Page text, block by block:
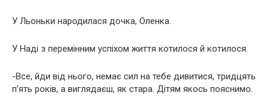
У Льоньки народилася дочка, Оленка.
У Наді з перемінним успіхом життя котилося й котилося.
-Все, йди від нього, немає сил на тебе дивитися, тридцять
п’ять років, а виглядаєш, як стара. Дітям якось пояснимо.